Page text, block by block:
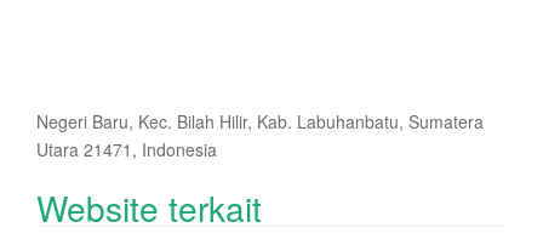
Negeri Baru, Kec. Bilah Hilir, Kab. Labuhanbatu, Sumatera
Utara 21471, Indonesia
Website terkait